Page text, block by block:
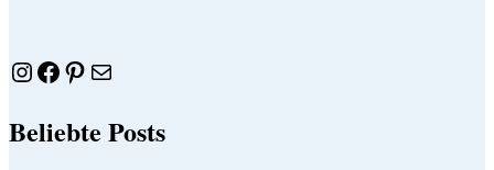
Instagram
Facebook
Pinterest
E-Mail
Beliebte Posts